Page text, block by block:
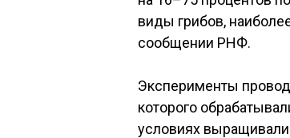
виды грибов,
сообщении РНФ.
Эксперименты
которого
условиях